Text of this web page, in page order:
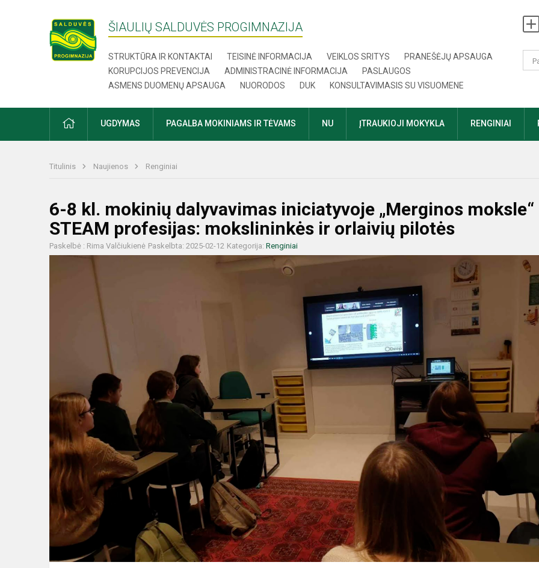
ŠIAULIŲ SALDUVĖS PROGIMNAZIJA
STRUKTŪRA IR KONTAKTAI TEISINĖ INFORMACIJA VEIKLOS SRITYS
PRANEŠĖJŲ APSAUGA
KORUPCIJOS PREVENCIJA
ADMINISTRACINĖ INFORMACIJA
PASLAUGOS
ASMENS DUOMENŲ APSAUGA
NUORODOS DUK KONSULTAVIMASIS SU VISUOMENE
UGDYMAS PAGALBA MOKINIAMS IR TĖVAMS NU ĮTRAUKIOJI MOKYKLA RENGINIAI
Titulinis Naujienos Renginiai
6-8 kl. mokinių dalyvavimas iniciatyvoje „Merginos moksle“
STEAM profesijas: mokslininkės ir orlaivių pilotės
Paskelbė : Rima Valčiukienė Paskelbta: 2025-02-12 Kategorija: Renginiai